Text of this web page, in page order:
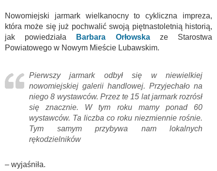
Nowomiejski jarmark wielkanocny to cykliczna impreza,
która może się już pochwalić swoją piętnastoletnią historią,
jak powiedziała Barbara Orłowska
ze Starostwa
Powiatowego w Nowym Mieście Lubawskim.
Pierwszy jarmark odbył się w niewielkiej
nowomiejskiej galerii handlowej. Przyjechało na
niego 8 wystawców. Przez te 15 lat jarmark rozrósł
się znacznie. W tym roku mamy ponad 60
wystawców. Ta liczba co roku niezmiennie rośnie.
Tym samym przybywa nam lokalnych
rękodzielników
– wyjaśniła.